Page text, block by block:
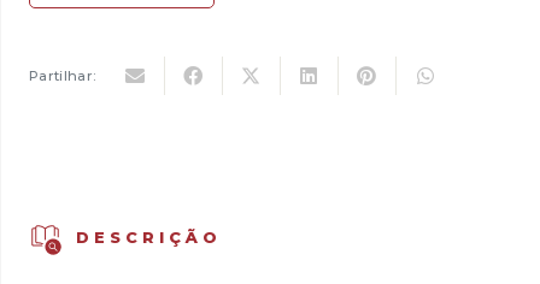
Partilhar:
DESCRIÇÃO